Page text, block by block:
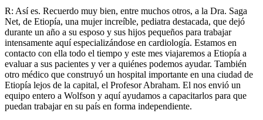
R: Así es. Recuerdo muy bien, entre muchos otros, a la Dra. Saga
Net, de Etiopía, una mujer increíble, pediatra destacada, que dejó
durante un año a su esposo y sus hijos pequeños para trabajar
intensamente aquí especializándose en cardiología. Estamos en
contacto con ella todo el tiempo y este mes viajaremos a Etiopía a
evaluar a sus pacientes y ver a quiénes podemos ayudar. También
otro médico que construyó un hospital importante en una ciudad de
Etiopía lejos de la capital, el Profesor Abraham. El nos envió un
equipo entero a Wolfson y aquí ayudamos a capacitarlos para que
puedan trabajar en su país en forma independiente.